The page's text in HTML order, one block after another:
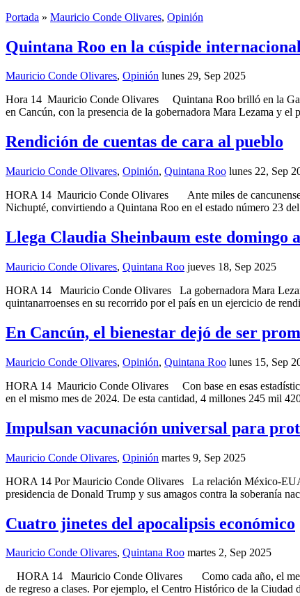
Portada » Mauricio Conde Olivares, Opinión
Quintana Roo en la cúspide
Mauricio Conde Olivares, Opinión lunes 29, Sep 2025
Hora 14 Mauricio Conde Olivares Quintana Roo brilló en la
en Cancún, con la presencia de la gobernadora Mara Lezama y
Rendición de cuentas de cara al pueblo
Mauricio Conde Olivares, Opinión, Quintana Roo lunes 22, Sep
HORA 14 Mauricio Conde Olivares Ante miles de cancunenses,
Nichupté, convirtiendo a Quintana Roo en el estado número 23
Llega Claudia Sheinbaum este domingo
Mauricio Conde Olivares, Quintana Roo jueves 18, Sep 2025
HORA 14 Mauricio Conde Olivares La gobernadora Mara
quintanarroenses en su recorrido por el país en un ejercicio de
En Cancún, el bienestar dejó de ser
Mauricio Conde Olivares, Opinión, Quintana Roo lunes 15, Sep
HORA 14 Mauricio Conde Olivares Con base en esas
en el mismo mes de 2024. De esta cantidad, 4 millones 245 mil
Impulsan vacunación universal para
Mauricio Conde Olivares, Opinión martes 9, Sep 2025
HORA 14 Por Mauricio Conde Olivares La relación México-EUA
presidencia de Donald Trump y sus amagos contra la soberanía
Cuatro jinetes del apocalipsis económico
Mauricio Conde Olivares, Quintana Roo martes 2, Sep 2025
HORA 14 Mauricio Conde Olivares Como cada año, el
de regreso a clases. Por ejemplo, el Centro Histórico de la